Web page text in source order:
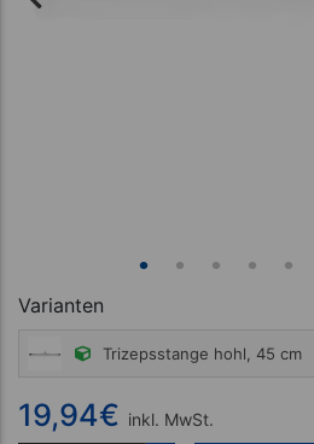
Varianten
Trizepsstange hohl, 45 cm
19,94€ inkl. MwSt.